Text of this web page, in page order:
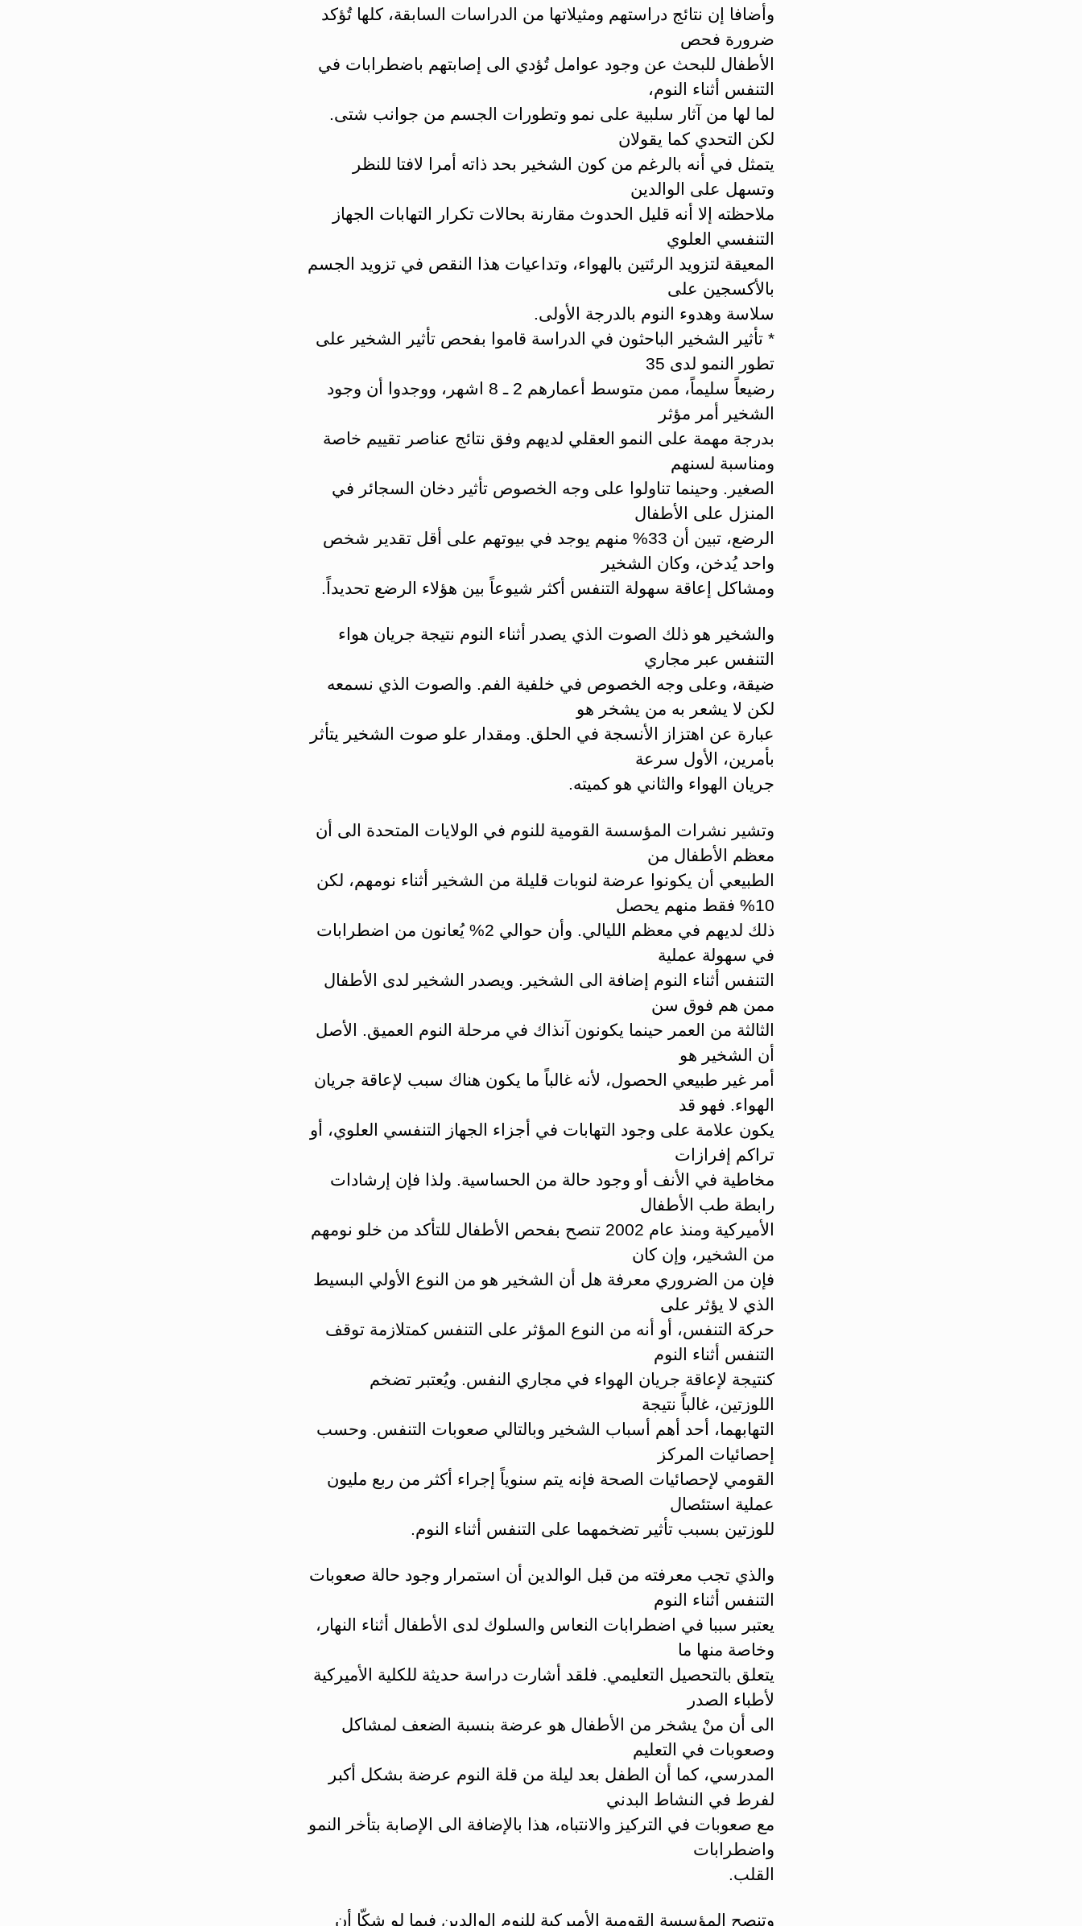
وأضافا إن نتائج دراستهم ومثيلاتها من الدراسات السابقة، كلها تُؤكد
ضرورة فحص
الأطفال للبحث عن وجود عوامل تُؤدي الى إصابتهم باضطرابات في
التنفس أثناء النوم،
لما لها من آثار سلبية على نمو وتطورات الجسم من جوانب شتى.
لكن التحدي كما يقولان
يتمثل في أنه بالرغم من كون الشخير بحد ذاته أمرا لافتا للنظر
وتسهل على الوالدين
ملاحظته إلا أنه قليل الحدوث مقارنة بحالات تكرار التهابات الجهاز
التنفسي العلوي
المعيقة لتزويد الرئتين بالهواء، وتداعيات هذا النقص في تزويد الجسم
بالأكسجين على
سلاسة وهدوء النوم بالدرجة الأولى.
* تأثير الشخير الباحثون في الدراسة قاموا بفحص تأثير الشخير على
تطور النمو لدى 35
رضيعاً سليماً، ممن متوسط أعمارهم 2 ـ 8 اشهر، ووجدوا أن وجود
الشخير أمر مؤثر
بدرجة مهمة على النمو العقلي لديهم وفق نتائج عناصر تقييم خاصة
ومناسبة لسنهم
الصغير. وحينما تناولوا على وجه الخصوص تأثير دخان السجائر في
المنزل على الأطفال
الرضع، تبين أن 33% منهم يوجد في بيوتهم على أقل تقدير شخص
واحد يُدخن، وكان الشخير
ومشاكل إعاقة سهولة التنفس أكثر شيوعاً بين هؤلاء الرضع تحديداً.
والشخير هو ذلك الصوت الذي يصدر أثناء النوم نتيجة جريان هواء
التنفس عبر مجاري
ضيقة، وعلى وجه الخصوص في خلفية الفم. والصوت الذي نسمعه
لكن لا يشعر به من يشخر هو
عبارة عن اهتزاز الأنسجة في الحلق. ومقدار علو صوت الشخير يتأثر
بأمرين، الأول سرعة
جريان الهواء والثاني هو كميته.
وتشير نشرات المؤسسة القومية للنوم في الولايات المتحدة الى أن
معظم الأطفال من
الطبيعي أن يكونوا عرضة لنوبات قليلة من الشخير أثناء نومهم، لكن
10% فقط منهم يحصل
ذلك لديهم في معظم الليالي. وأن حوالي 2% يُعانون من اضطرابات
في سهولة عملية
التنفس أثناء النوم إضافة الى الشخير. ويصدر الشخير لدى الأطفال
ممن هم فوق سن
الثالثة من العمر حينما يكونون آنذاك في مرحلة النوم العميق. الأصل
أن الشخير هو
أمر غير طبيعي الحصول، لأنه غالباً ما يكون هناك سبب لإعاقة جريان
الهواء. فهو قد
يكون علامة على وجود التهابات في أجزاء الجهاز التنفسي العلوي، أو
تراكم إفرازات
مخاطية في الأنف أو وجود حالة من الحساسية. ولذا فإن إرشادات
رابطة طب الأطفال
الأميركية ومنذ عام 2002 تنصح بفحص الأطفال للتأكد من خلو نومهم
من الشخير، وإن كان
فإن من الضروري معرفة هل أن الشخير هو من النوع الأولي البسيط
الذي لا يؤثر على
حركة التنفس، أو أنه من النوع المؤثر على التنفس كمتلازمة توقف
التنفس أثناء النوم
كنتيجة لإعاقة جريان الهواء في مجاري النفس. ويُعتبر تضخم
اللوزتين، غالباً نتيجة
التهابهما، أحد أهم أسباب الشخير وبالتالي صعوبات التنفس. وحسب
إحصائيات المركز
القومي لإحصائيات الصحة فإنه يتم سنوياً إجراء أكثر من ربع مليون
عملية استئصال
للوزتين بسبب تأثير تضخمهما على التنفس أثناء النوم.
والذي تجب معرفته من قبل الوالدين أن استمرار وجود حالة صعوبات
التنفس أثناء النوم
يعتبر سببا في اضطرابات النعاس والسلوك لدى الأطفال أثناء النهار،
وخاصة منها ما
يتعلق بالتحصيل التعليمي. فلقد أشارت دراسة حديثة للكلية الأميركية
لأطباء الصدر
الى أن منْ يشخر من الأطفال هو عرضة بنسبة الضعف لمشاكل
وصعوبات في التعليم
المدرسي، كما أن الطفل بعد ليلة من قلة النوم عرضة بشكل أكبر
لفرط في النشاط البدني
مع صعوبات في التركيز والانتباه، هذا بالإضافة الى الإصابة بتأخر النمو
واضطرابات
القلب.
وتنصح المؤسسة القومية الأميركية للنوم الوالدين فيما لو شكّا أن